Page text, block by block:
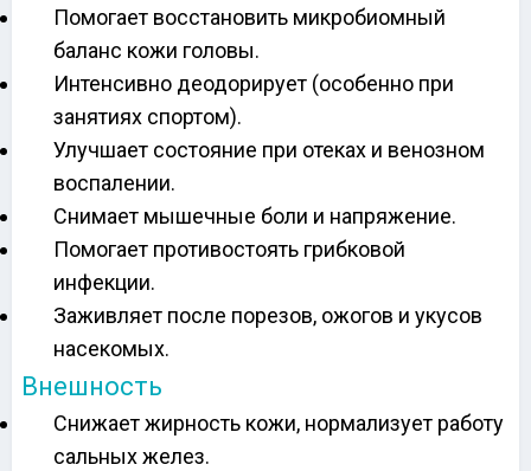
Помогает восстановить микробиомный
баланс кожи головы.
Интенсивно деодорирует (особенно при
занятиях спортом).
Улучшает состояние при отеках и венозном
воспалении.
Снимает мышечные боли и напряжение.
Помогает противостоять грибковой
инфекции.
Заживляет после порезов, ожогов и укусов
насекомых.
Внешность
Снижает жирность кожи, нормализует работу
сальных желез.